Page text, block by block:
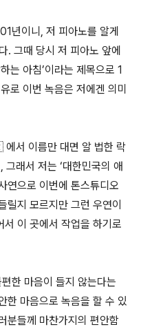
년이니, 저 피아노를 알게
. 그때 당시 저 피아노 앞에
는 아침’이라는 제목으로 1
로 이번 녹음은 저에겐 의미
서 이름만 대면 알 법한 락
래서 저는 ‘대한민국의 애
연으로 이번에 톤스튜디오
릴지 모르지만 그런 우연이
서 이 곳에서 작업을 하기로
한 마음이 들지 않는다는
한 마음으로 녹음을 할 수 있
분들께 마찬가지의 편안함